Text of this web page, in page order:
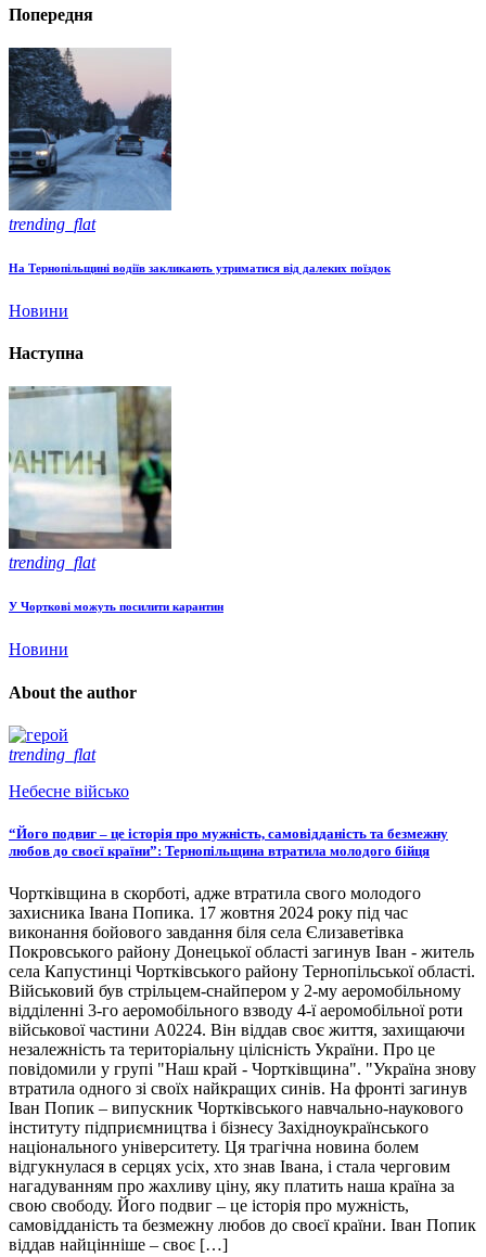
Попередня
trending_flat
На Тернопільщині водіїв закликають утриматися від далеких поїздок
Новини
Наступна
trending_flat
У Чорткові можуть посилити карантин
Новини
About the author
trending_flat
Небесне військо
“Його подвиг – це історія про мужність, самовідданість та безмежну
любов до своєї країни”: Тернопільщина втратила молодого бійця
Чортківщина в скорботі, адже втратила свого молодого
захисника Івана Попика. 17 жовтня 2024 року під час
виконання бойового завдання біля села Єлизаветівка
Покровського району Донецької області загинув Іван - житель
села Капустинці Чортківського району Тернопільської області.
Військовий був стрільцем-снайпером у 2-му аеромобільному
відділенні 3-го аеромобільного взводу 4-ї аеромобільної роти
військової частини А0224. Він віддав своє життя, захищаючи
незалежність та територіальну цілісність України. Про це
повідомили у групі "Наш край - Чортківщина". "Україна знову
втратила одного зі своїх найкращих синів. На фронті загинув
Іван Попик – випускник Чортківського навчально-наукового
інституту підприємництва і бізнесу Західноукраїнського
національного університету. Ця трагічна новина болем
відгукнулася в серцях усіх, хто знав Івана, і стала черговим
нагадуванням про жахливу ціну, яку платить наша країна за
свою свободу. Його подвиг – це історія про мужність,
самовідданість та безмежну любов до своєї країни. Іван Попик
віддав найцінніше – своє […]